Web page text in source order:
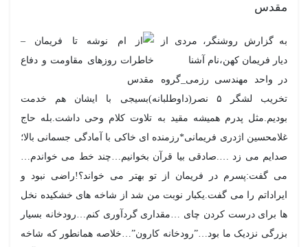
مقدس
به گزارش روشنگر، مردی از
دیار فریمان کهن،نام آشنا
در واحد مهندسی رزمی_گروه
تخریب لشگر ۵ نصر(داوطلبانه)بسیجی با ایشان هم خدمت
بودیم.مثل پدرم همیشه مقید به تلاوت کلام وحی داشت.بله حاج
غلامحسین اژدری فریمانی*رزمنده ای خاکی با آمادگی جسمانی بالا؛
صدایم می زد ….صادقی بیا قرآن بخوانیم…چند خط می خواندم…
می گفت:پسرم در فریمان از تو بهتر می خواند؟!راضی نبود و
ایراداتم را می گفت.یکبار نوبت من شد از شاخه های خشکیده نخل
ها برای درست کردن چای …مقداری گردآوری کنم…رودخانه بسیار
بزرگی نزدیک ما بود…”رودخانه کارون”…خلاصه همانطور که شاخه